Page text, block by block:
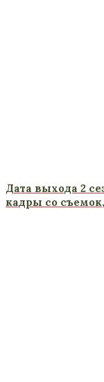
Дата выхода 2
кадры со